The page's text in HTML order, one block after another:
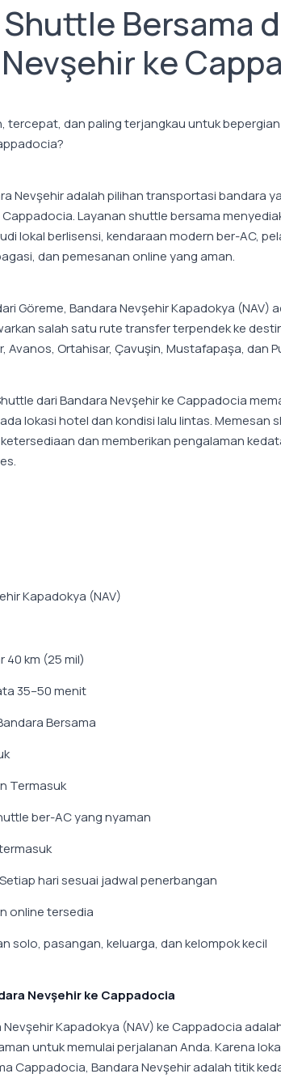
Bersama
ke
tercepat, dan paling terjangkau untuk
Nevşehir adalah pilihan transportasi bandara
Layanan shuttle bersama
lokal berlisensi, kendaraan modern ber-AC,
dan pemesanan online yang aman.
Göreme, Bandara Nevşehir Kapadokya (NAV)
salah satu rute transfer terpendek ke
Avanos, Ortahisar, Çavuşin, Mustafapaşa, dan
dari Bandara Nevşehir ke Cappadocia
lokasi hotel dan kondisi lalu lintas. Memesan
dan memberikan pengalaman
Kapadokya (NAV)
40 km (25 mil)
35–50 menit
Bersama
Termasuk
ber-AC yang nyaman
hari sesuai jadwal penerbangan
online tersedia
solo, pasangan, keluarga, dan kelompok kecil
Nevşehir ke Cappadocia
Kapadokya (NAV) ke Cappadocia
untuk memulai perjalanan Anda. Karena
Cappadocia, Bandara Nevşehir adalah titik